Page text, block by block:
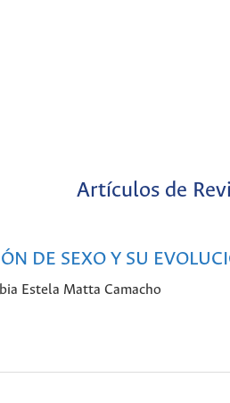
Artículos de
DE SEXO Y SU
Estela Matta Camacho